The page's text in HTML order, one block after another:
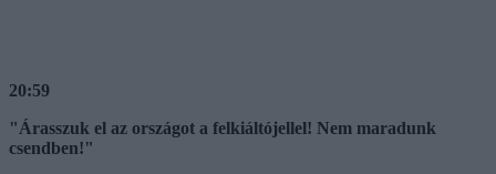
20:59
"Árasszuk el az országot a felkiáltójellel! Nem maradunk
csendben!"